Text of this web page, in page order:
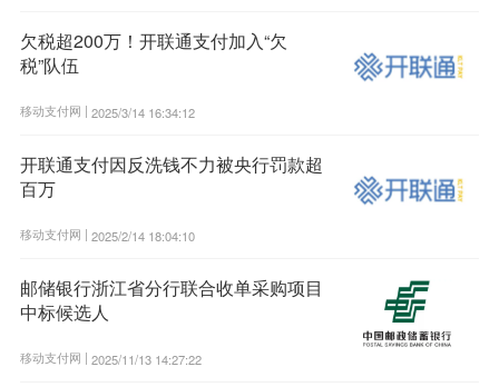
欠税超200万！开联通支付加入“欠
税”队伍
移动支付网 | 2025/3/14 16:34:12
开联通支付因反洗钱不力被央行罚款超
百万
移动支付网 | 2025/2/14 18:04:10
邮储银行浙江省分行联合收单采购项目
中标候选人
移动支付网 | 2025/11/13 14:27:22